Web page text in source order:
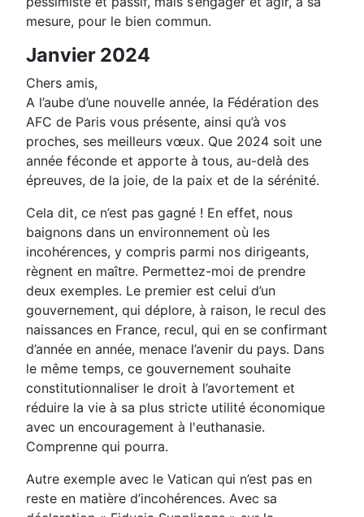
mesure, pour le bien commun.
Janvier 2024
Chers amis,
A l’aube d’une nouvelle année, la Fédération des
AFC de Paris vous présente, ainsi qu’à vos
proches, ses meilleurs vœux. Que 2024 soit une
année féconde et apporte à tous, au-delà des
épreuves, de la joie, de la paix et de la sérénité.
Cela dit, ce n’est pas gagné ! En effet, nous
baignons dans un environnement où les
incohérences, y compris parmi nos dirigeants,
règnent en maître. Permettez-moi de prendre
deux exemples. Le premier est celui d’un
gouvernement, qui déplore, à raison, le recul des
naissances en France, recul, qui en se confirmant
d’année en année, menace l’avenir du pays. Dans
le même temps, ce gouvernement souhaite
constitutionnaliser le droit à l’avortement et
réduire la vie à sa plus stricte utilité économique
avec un encouragement à l'euthanasie.
Comprenne qui pourra.
Autre exemple avec le Vatican qui n’est pas en
reste en matière d’incohérences. Avec sa